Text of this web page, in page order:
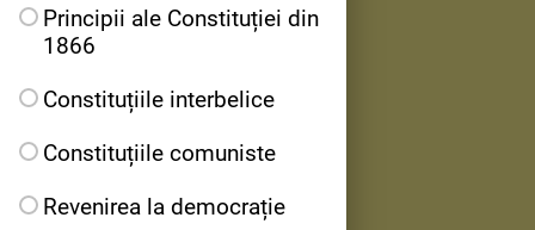
Principii ale Constituției din
1866
Constituțiile interbelice
Constituțiile comuniste
Revenirea la democrație